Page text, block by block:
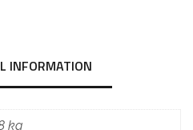
INFORMATION
kg